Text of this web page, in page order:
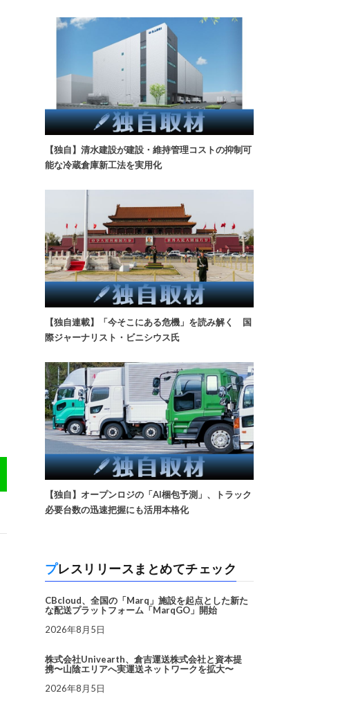
【独自】清水建設が建設・維持管理コストの抑制可
能な冷蔵倉庫新工法を実用化
【独自連載】「今そこにある危機」を読み解く 国
際ジャーナリスト・ビニシウス氏
【独自】オープンロジの「AI梱包予測」、トラック
必要台数の迅速把握にも活用本格化
プレスリリースまとめてチェック
CBcloud、全国の「Marq」施設を起点とした新た
な配送プラットフォーム「MarqGO」開始
2026年8月5日
株式会社Univearth、倉吉運送株式会社と資本提
携〜山陰エリアへ実運送ネットワークを拡大〜
2026年8月5日